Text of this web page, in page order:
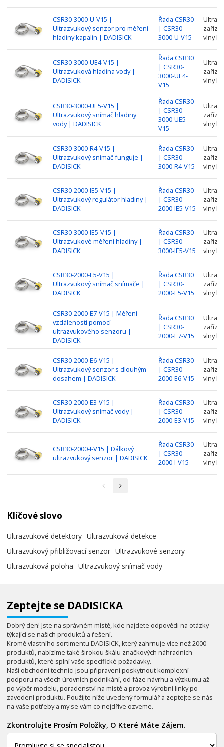
CSR30-3000-U-V15 |
Ultrazvukový senzor pro měření
hladiny kapalin | DADISICK
Řada CSR30
| CSR30-
3000-U-V15
vlny k
CSR30-3000-UE4-V15 |
Ultrazvuková hladina vody |
DADISICK
Řada CSR30
| CSR30-
3000-UE4-
V15
vlny k
CSR30-3000-UE5-V15 |
Ultrazvukový snímač hladiny
vody | DADISICK
Řada CSR30
| CSR30-
3000-UE5-
V15
vlny k
CSR30-3000-R4-V15 |
Ultrazvukový snímač funguje |
DADISICK
Řada CSR30
| CSR30-
3000-R4-V15
vlny k
CSR30-2000-IE5-V15 |
Ultrazvukový regulátor hladiny |
DADISICK
Řada CSR30
| CSR30-
2000-IE5-V15
vlny k
CSR30-3000-IE5-V15 |
Ultrazvukové měření hladiny |
DADISICK
Řada CSR30
| CSR30-
3000-IE5-V15
vlny k
CSR30-2000-E5-V15 |
Ultrazvukový snímač snímače |
DADISICK
Řada CSR30
| CSR30-
2000-E5-V15
vlny k
CSR30-2000-E7-V15 | Měření
vzdálenosti pomocí
ultrazvukového senzoru |
DADISICK
Řada CSR30
| CSR30-
2000-E7-V15
vlny k
CSR30-2000-E6-V15 |
Ultrazvukový senzor s dlouhým
dosahem | DADISICK
Řada CSR30
| CSR30-
2000-E6-V15
vlny k
CSR30-2000-E3-V15 |
Ultrazvukový snímač vody |
DADISICK
Řada CSR30
| CSR30-
2000-E3-V15
vlny k
CSR30-2000-I-V15 | Dálkový
ultrazvukový senzor | DADISICK
Řada CSR30
| CSR30-
2000-I-V15
vlny k
Klíčové slovo
Ultrazvukové detektory Ultrazvuková detekce
Ultrazvukový přibližovací senzor Ultrazvukové senzory
Ultrazvuková poloha
Ultrazvukový snímač vody
Zeptejte se DADISICKA
Dobrý den! Jste na správném místě, kde najdete odpovědi na otázky
týkající se našich produktů a řešení.
Kromě vlastního sortimentu DADISICK, který zahrnuje více než 2000
produktů, nabízíme také širokou škálu značkových náhradních
produktů, které splní vaše specifické požadavky.
Naši obchodní technici jsou připraveni poskytnout komplexní
podporu na všech úrovních podnikání, od fáze návrhu a výzkumu až
po výběr modelu, poradenství na místě a provoz výrobní linky po
zavedení produktu. Použijte níže uvedený formulář a zeptejte se nás
na vaše potřeby a my se vám co nejdříve ozveme.
Zkontrolujte Prosím Položky, O Které Máte Zájem.